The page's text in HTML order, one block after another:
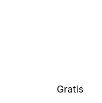
Gratis